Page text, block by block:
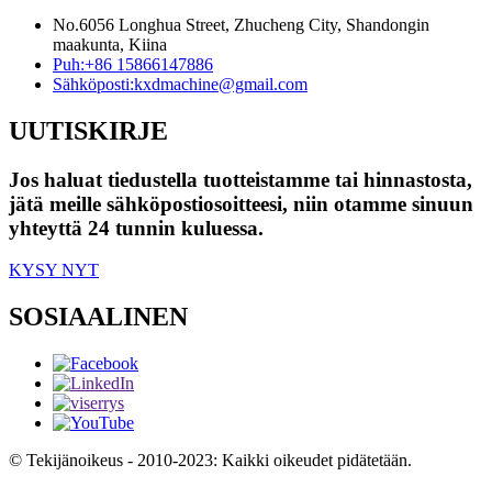
No.6056 Longhua Street, Zhucheng City, Shandongin
maakunta, Kiina
Puh:+86 15866147886
Sähköposti:kxdmachine@gmail.com
UUTISKIRJE
Jos haluat tiedustella tuotteistamme tai hinnastosta,
jätä meille sähköpostiosoitteesi, niin otamme sinuun
yhteyttä 24 tunnin kuluessa.
KYSY NYT
SOSIAALINEN
© Tekijänoikeus - 2010-2023: Kaikki oikeudet pidätetään.